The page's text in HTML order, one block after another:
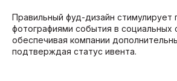
Правильный фуд-дизайн стимулирует
фотографиями события в социальных
обеспечивая компании
подтверждая статус ивента.